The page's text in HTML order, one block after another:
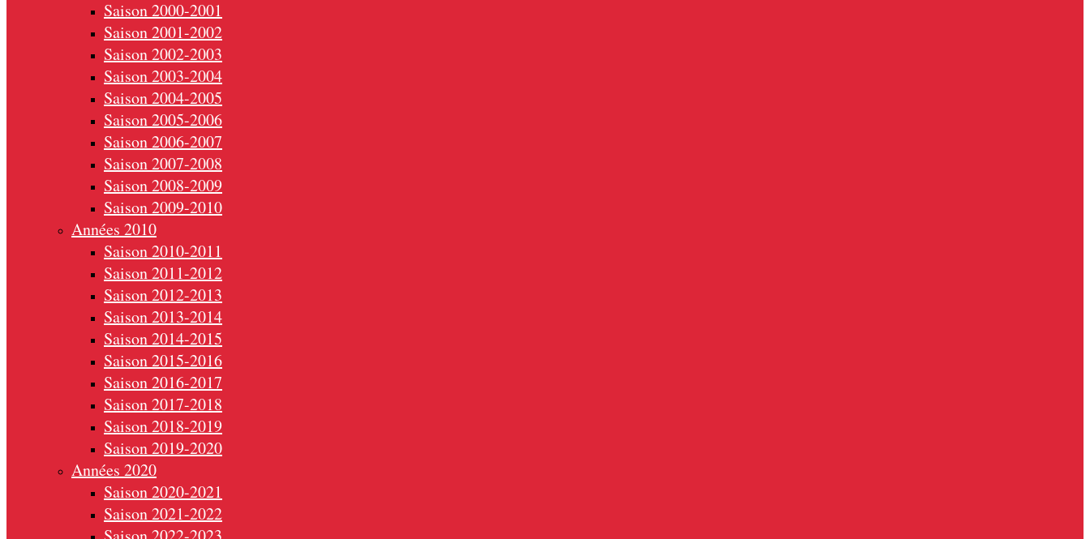
Saison 2000-2001
Saison 2001-2002
Saison 2002-2003
Saison 2003-2004
Saison 2004-2005
Saison 2005-2006
Saison 2006-2007
Saison 2007-2008
Saison 2008-2009
Saison 2009-2010
Années 2010
Saison 2010-2011
Saison 2011-2012
Saison 2012-2013
Saison 2013-2014
Saison 2014-2015
Saison 2015-2016
Saison 2016-2017
Saison 2017-2018
Saison 2018-2019
Saison 2019-2020
Années 2020
Saison 2020-2021
Saison 2021-2022